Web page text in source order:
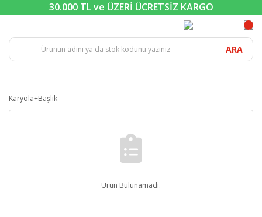
30.000 TL ve ÜZERİ ÜCRETSİZ KARGO
ARA
Karyola+Başlık
Ürün Bulunamadı.